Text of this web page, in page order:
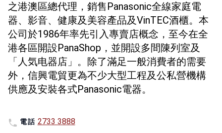
之港澳區總代理，銷售Panasonic全線家庭電
器、影音、健康及美容產品及VinTEC酒櫃。本
公司於1986年率先引入專賣店概念，至今在全
港各區開設PanaShop，並開設多間陳列室及
「人気电器店」。除了滿足一般消費者的需要
外，信興電貿更為不少大型工程及公私營機構
供應及安裝各式Panasonic電器。
電話 2733 3888